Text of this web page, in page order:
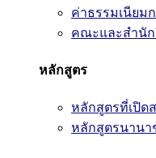
ค่าธรรมเนียม
คณะและสำนัก
หลักสูตร
หลักสูตรที่เปิด
หลักสูตรนานา